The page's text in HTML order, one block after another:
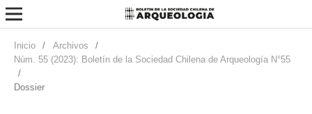
Inicio / Archivos
/
Núm. 55 (2023): Boletín de la Sociedad Chilena de Arqueología N°55
/
Dossier